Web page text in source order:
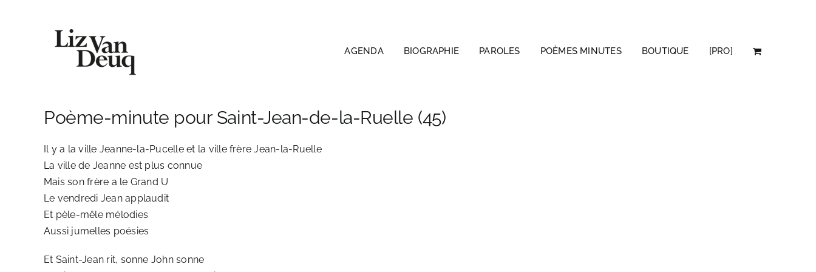
AGENDA BIOGRAPHIE PAROLES POÈMES MINUTES BOUTIQUE [PRO]
Poème-minute pour Saint-Jean-de-la-Ruelle (45)
Il y a la ville Jeanne-la-Pucelle et la ville frère Jean-la-Ruelle
La ville de Jeanne est plus connue
Mais son frère a le Grand U
Le vendredi Jean applaudit
Et pèle-mêle mélodies
Aussi jumelles poésies
Et Saint-Jean rit, sonne John sonne